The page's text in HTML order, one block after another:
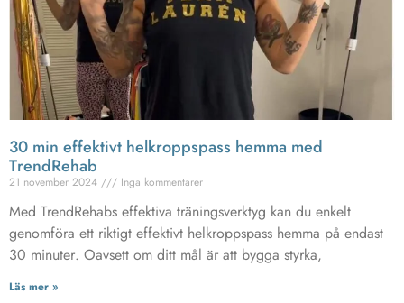
30 min effektivt helkroppspass hemma med
TrendRehab
21 november 2024 Inga kommentarer
Med TrendRehabs effektiva träningsverktyg kan du enkelt
genomföra ett riktigt effektivt helkroppspass hemma på endast
30 minuter. Oavsett om ditt mål är att bygga styrka,
Läs mer »